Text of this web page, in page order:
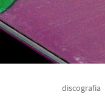
discografia